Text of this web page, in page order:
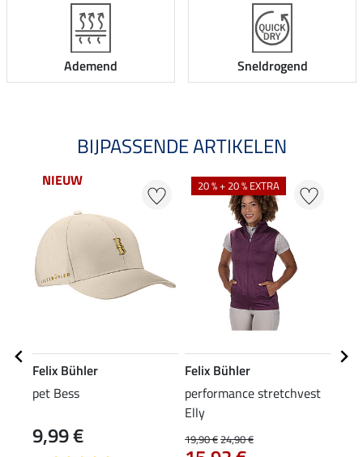
Ademend Sneldrogend
BIJPASSENDE ARTIKELEN
NIEUW
Felix Bühler
pet Bess
9,99 €
20 % + 20 % EXTRA
Felix Bühler
performance stretchvest
Elly
19,90 €24,90 €